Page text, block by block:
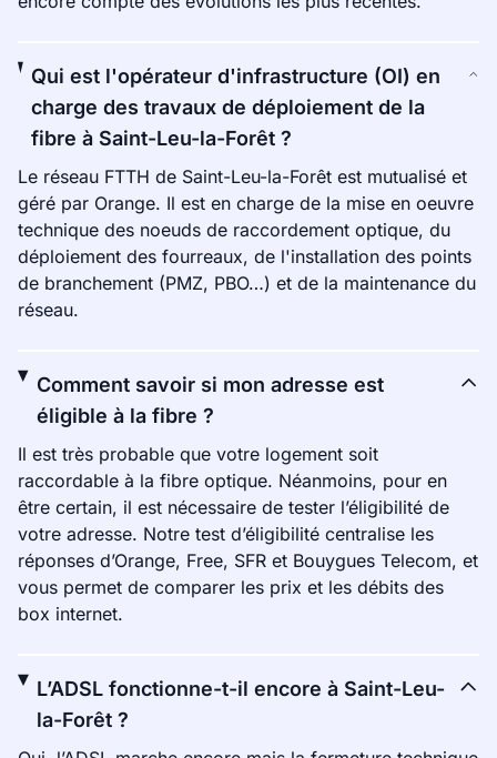
Qui est l'opérateur d'infrastructure (OI) en
charge des travaux de déploiement de la
fibre à Saint-Leu-la-Forêt ?
Le réseau FTTH de Saint-Leu-la-Forêt est mutualisé et
géré par Orange. Il est en charge de la mise en oeuvre
technique des noeuds de raccordement optique, du
déploiement des fourreaux, de l'installation des points
de branchement (PMZ, PBO…) et de la maintenance du
réseau.
Comment savoir si mon adresse est
éligible à la fibre ?
Il est très probable que votre logement soit
raccordable à la fibre optique. Néanmoins, pour en
être certain, il est nécessaire de tester l’éligibilité de
votre adresse. Notre test d’éligibilité centralise les
réponses d’Orange, Free, SFR et Bouygues Telecom, et
vous permet de comparer les prix et les débits des
box internet.
L’ADSL fonctionne-t-il encore à Saint-Leu-
la-Forêt ?